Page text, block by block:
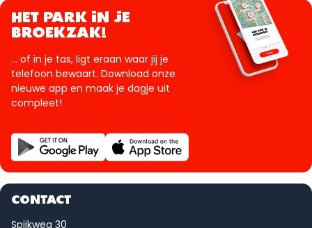
HET PARK IN JE
BROEKZAK!
... of in je tas, ligt eraan waar jij je
telefoon bewaart. Download onze
nieuwe app en maak je dagje uit
compleet!
CONTACT
Spijkweg 30